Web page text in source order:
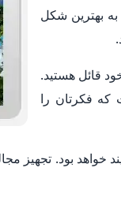
بهترین شکل
قائل هستید.
که فکرتان را
بود. تجهیز